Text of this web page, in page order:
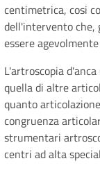
centimetrica, cosi
dell'intervento che,
essere
L'artroscopia
quella di altre
quanto
congruenza
strumentari
centri ad alta